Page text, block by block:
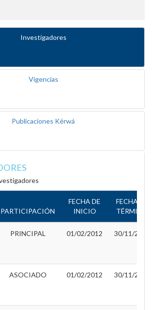
Investigadores
Vigencias
Publicaciones Kérwá
PARTICIPACIÓN
FECHA DE
INICIO
FECHA DE
TÉRMINO
PRINCIPAL 01/02/2012 30/11/2012
ASOCIADO 01/02/2012 30/11/2012